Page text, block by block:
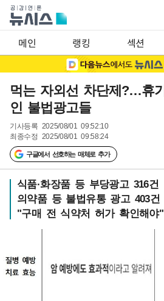
메인 랭킹 섹션
먹는 자외선 차단제?…휴
인 불법광고들
기사등록 2025/08/01 09:52:10
최종수정 2025/08/01 09:58:24
구글에서 선호하는 매체로 추가
식품·화장품 등 부당광고 316건
의약품 등 불법유통 광고 403건
"구매 전 식약처 허가 확인해야"